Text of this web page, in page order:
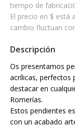
tiempo de
El precio en $ está
cambio fluctuan
Descripción
Os presentamos
acrílicas, perfectos
destacar en
Romerías.
Estos pendientes
con un acabado